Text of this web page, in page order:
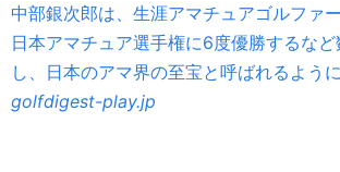
中部銀次郎は、生涯アマチュアゴルファ
日本アマチュア選手権に6度優勝するな
し、日本のアマ界の至宝と呼ばれるように
golfdigest-play.jp